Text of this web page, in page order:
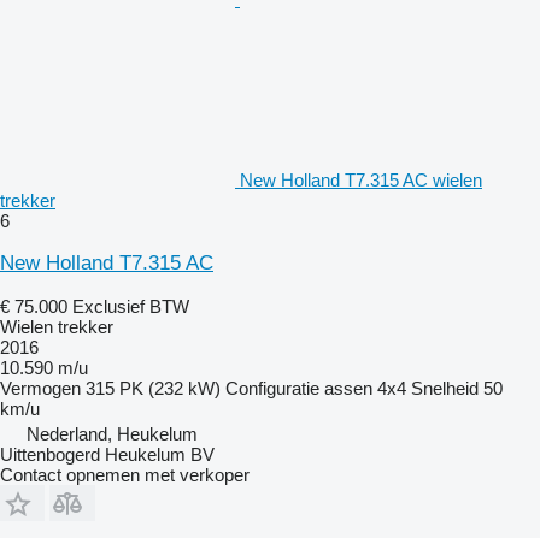
New Holland T7.315 AC wielen
trekker
6
New Holland T7.315 AC
€ 75.000 Exclusief BTW
Wielen trekker
2016
10.590 m/u
Vermogen 315 PK (232 kW) Configuratie assen 4x4 Snelheid 50
km/u
Nederland, Heukelum
Uittenbogerd Heukelum BV
Contact opnemen met verkoper